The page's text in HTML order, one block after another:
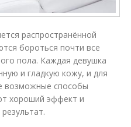
распространённой
бороться почти все
пола. Каждая девушка
и гладкую кожу, и для
возможные способы
хороший эффект и